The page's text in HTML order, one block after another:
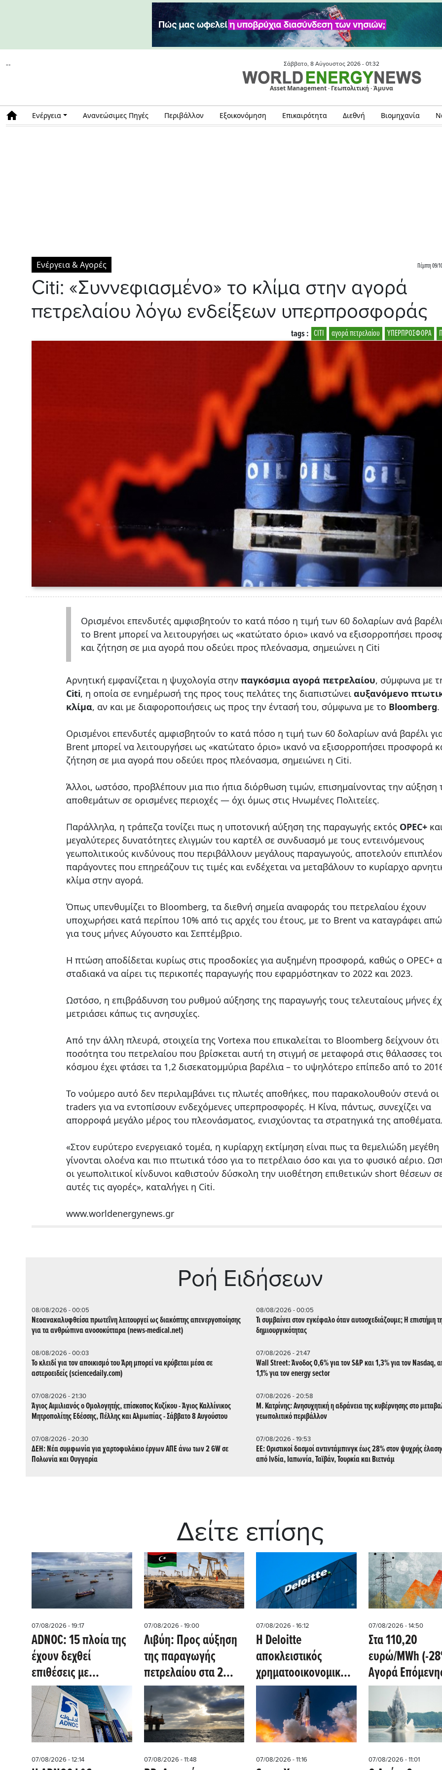
-- Σάββατο, 8 Αύγουστος 2026 - 01:32
Asset Management · Γεωπολιτική · Άμυνα
Ενέργεια Ανανεώσιμες Πηγές Περιβάλλον Εξοικονόμηση Επικαιρότητα Διεθνή Βιομηχανία
Ενέργεια & Αγορές Πέμπτη 09/
Citi: «Συννεφιασμένο» το κλίμα στην αγορά
πετρελαίου λόγω ενδείξεων υπερπροσφοράς
ΥΠΕΡΠΡΟΣΦΟΡΑ
αγορά πετρελαίου
CITI
tags :
Ορισμένοι επενδυτές αμφισβητούν το κατά πόσο η τιμή των 60 δολαρίων ανά
το Brent μπορεί να λειτουργήσει ως «κατώτατο όριο» ικανό να εξισορροπήσει
και ζήτηση σε μια αγορά που οδεύει προς πλεόνασμα, σημειώνει η Citi
Αρνητική εμφανίζεται η ψυχολογία στην παγκόσμια αγορά πετρελαίου, σύμφωνα με
Citi, η οποία σε ενημέρωσή της προς τους πελάτες της διαπιστώνει αυξανόμενο
κλίμα, αν και με διαφοροποιήσεις ως προς την έντασή του, σύμφωνα με το Bloomberg.
Ορισμένοι επενδυτές αμφισβητούν το κατά πόσο η τιμή των 60 δολαρίων ανά βαρέλι
Brent μπορεί να λειτουργήσει ως «κατώτατο όριο» ικανό να εξισορροπήσει προσφορά
ζήτηση σε μια αγορά που οδεύει προς πλεόνασμα, σημειώνει η Citi.
Άλλοι, ωστόσο, προβλέπουν μια πιο ήπια διόρθωση τιμών, επισημαίνοντας την αύξηση
αποθεμάτων σε ορισμένες περιοχές — όχι όμως στις Ηνωμένες Πολιτείες.
Παράλληλα, η τράπεζα τονίζει πως η υποτονική αύξηση της παραγωγής εκτός OPEC+
μεγαλύτερες δυνατότητες ελιγμών του καρτέλ σε συνδυασμό με τους εντεινόμενους
γεωπολιτικούς κινδύνους που περιβάλλουν μεγάλους παραγωγούς, αποτελούν επιπλέον
παράγοντες που επηρεάζουν τις τιμές και ενδέχεται να μεταβάλουν το κυρίαρχο
κλίμα στην αγορά.
Όπως υπενθυμίζει το Bloomberg, τα διεθνή σημεία αναφοράς του πετρελαίου έχουν
υποχωρήσει κατά περίπου 10% από τις αρχές του έτους, με το Brent να καταγράφει
για τους μήνες Αύγουστο και Σεπτέμβριο.
Η πτώση αποδίδεται κυρίως στις προσδοκίες για αυξημένη προσφορά, καθώς ο OPEC+
σταδιακά να αίρει τις περικοπές παραγωγής που εφαρμόστηκαν το 2022 και 2023.
Ωστόσο, η επιβράδυνση του ρυθμού αύξησης της παραγωγής τους τελευταίους μήνες
μετριάσει κάπως τις ανησυχίες.
Από την άλλη πλευρά, στοιχεία της Vortexa που επικαλείται το Bloomberg δείχνουν ότι
ποσότητα του πετρελαίου που βρίσκεται αυτή τη στιγμή σε μεταφορά στις θάλασσες
κόσμου έχει φτάσει τα 1,2 δισεκατομμύρια βαρέλια – το υψηλότερο επίπεδο από το
Το νούμερο αυτό δεν περιλαμβάνει τις πλωτές αποθήκες, που παρακολουθούν στενά οι
traders για να εντοπίσουν ενδεχόμενες υπερπροσφορές. Η Κίνα, πάντως, συνεχίζει να
απορροφά μεγάλο μέρος του πλεονάσματος, ενισχύοντας τα στρατηγικά της αποθέματα.
«Στον ευρύτερο ενεργειακό τομέα, η κυρίαρχη εκτίμηση είναι πως τα θεμελιώδη μεγέθη
γίνονται ολοένα και πιο πτωτικά τόσο για το πετρέλαιο όσο και για το φυσικό αέριο.
οι γεωπολιτικοί κίνδυνοι καθιστούν δύσκολη την υιοθέτηση επιθετικών short θέσεων
αυτές τις αγορές», καταλήγει η Citi.
www.worldenergynews.gr
Ρoή Ειδήσεων
08/08/2026 - 00:05
Νεοανακαλυφθείσα πρωτεΐνη λειτουργεί ως διακόπτης απενεργοποίησης
για τα ανθρώπινα ανοσοκύτταρα (news-medical.net)
08/08/2026 - 00:05
Τι συμβαίνει στον εγκέφαλο όταν αυτοσχεδιάζουμε; Η επιστήμη
δημιουργικότητας
08/08/2026 - 00:03
Το κλειδί για τον αποικισμό του Άρη μπορεί να κρύβεται μέσα σε
αστεροειδείς (sciencedaily.com)
07/08/2026 - 21:47
Wall Street: Άνοδος 0,6% για τον S&P και 1,3% για τον Nasdaq,
1,1% για τον energy sector
07/08/2026 - 21:30
Άγιος Αιμιλιανός ο Ομολογητής, επίσκοπος Κυζίκου - Άγιος Καλλίνικος
Μητροπολίτης Εδέσσης, Πέλλης και Αλμωπίας - Σάββατο 8 Αυγούστου
07/08/2026 - 20:58
Μ. Κατρίνης: Ανησυχητική η αδράνεια της κυβέρνησης στο
γεωπολιτικό περιβάλλον
07/08/2026 - 20:30
ΔΕΗ: Νέα συμφωνία για χαρτοφυλάκιο έργων ΑΠΕ άνω των 2 GW σε
Πολωνία και Ουγγαρία
07/08/2026 - 19:53
ΕΕ: Οριστικοί δασμοί αντιντάμπινγκ έως 28% στον ψυχρής
από Ινδία, Ιαπωνία, Ταϊβάν, Τουρκία και Βιετνάμ
Δείτε επίσης
07/08/2026 - 19:17
ADNOC: 15 πλοία της
έχουν δεχθεί
επιθέσεις με
πυραύλους και
drones - Aυξάνονται
οι κίνδυνοι στα Στενά
του Ορμούζ
07/08/2026 - 19:00
Λιβύη: Προς αύξηση
της παραγωγής
πετρελαίου στα 2
εκατ. βαρέλια την
ημέρα στις αρχές του
2030
07/08/2026 - 16:12
Η Deloitte
αποκλειστικός
χρηματοοικονομικός
σύμβουλος της ΔΕΗ
για την είσοδό στην
πολωνική αγορά
ενέργειας
07/08/2026 - 14:50
Στα 110,20
ευρώ/MWh (-
Αγορά
Ημέρας αύριο
8/8/2026
07/08/2026 - 12:14 07/08/2026 - 11:48 07/08/2026 - 11:16 07/08/2026 - 11:01